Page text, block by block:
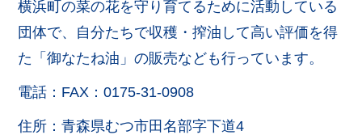
横浜町の菜の花を守り育てるために活動している
団体で、自分たちで収穫・搾油して高い評価を得
た「御なたね油」の販売なども行っています。
電話：FAX：0175-31-0908
住所：青森県むつ市田名部字下道4